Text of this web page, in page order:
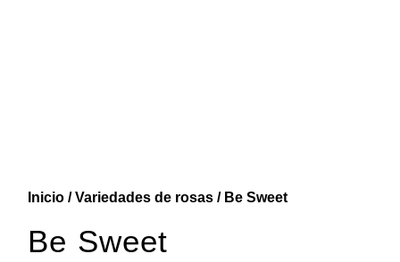
Inicio /Variedades de rosas / Be Sweet
Be Sweet